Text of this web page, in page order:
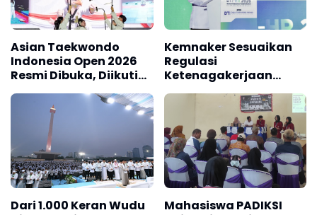
Asian Taekwondo
Indonesia Open 2026
Resmi Dibuka, Diikuti
531 Atlet dari 36
Negara
Kemnaker Sesuaikan
Regulasi
Ketenagakerjaan
Hadapi Dinamika
Dunia Kerja
Dari 1.000 Keran Wudu
Mahasiswa PADIKSI